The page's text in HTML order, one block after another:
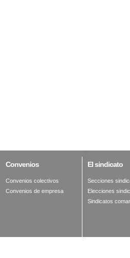
Convenios
Convenios colectivos
Convenios de empresa
Elsindicato
Secciones
Elecciones
Sindicatos